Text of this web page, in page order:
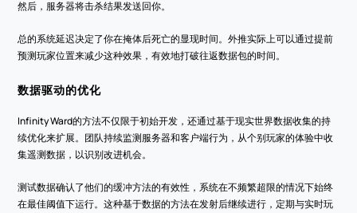
然后，服务器将击杀结果发送回你。
总的系统延迟决定了你在掩体后死亡的显现时间。外推实际上可以通过提前
预测玩家位置来减少这种效果，有效地打破往返数据包的时间。
数据驱动的优化
Infinity Ward的方法不仅限于初始开发，还通过基于现实世界数据收集的持
续优化来扩展。团队持续监测服务器和客户端行为，从个别玩家的体验中收
集遥测数据，以识别改进机会。
测试数据确认了他们的缓冲方法的有效性，系统在不频繁超限的情况下始终
在最佳阈值下运行。这种基于数据的方法在发射后继续进行，定期与实时玩